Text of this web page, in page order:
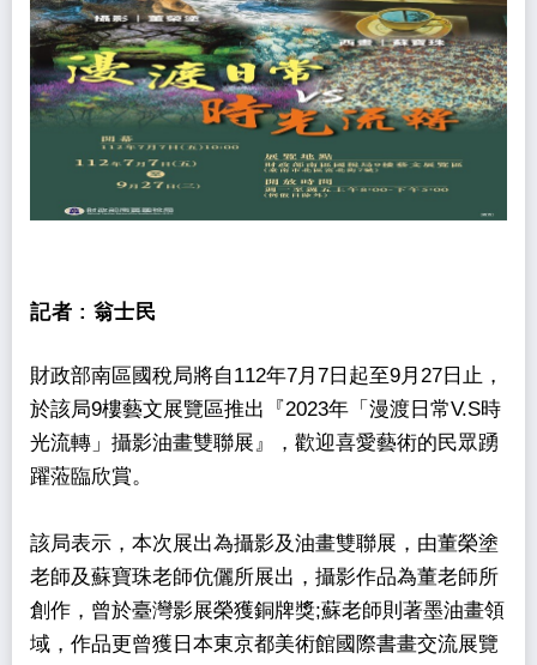
記者 : 翁士民
財政部南區國稅局將自112年7月7日起至9月27日止，
於該局9樓藝文展覽區推出『2023年「漫渡日常V.S時
光流轉」攝影油畫雙聯展』，歡迎喜愛藝術的民眾踴
躍蒞臨欣賞。
該局表示，本次展出為攝影及油畫雙聯展，由董榮塗
老師及蘇寶珠老師伉儷所展出，攝影作品為董老師所
創作，曾於臺灣影展榮獲銅牌獎;蘇老師則著墨油畫領
域，作品更曾獲日本東京都美術館國際書畫交流展覽